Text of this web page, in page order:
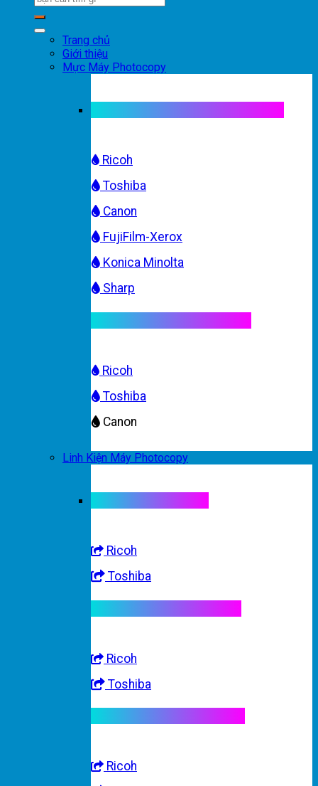
Trang chủ
Giới thiệu
Mực Máy Photocopy
Ricoh
Toshiba
Canon
FujiFilm-Xerox
Konica Minolta
Sharp
Ricoh
Toshiba
Canon
Linh Kiện Máy Photocopy
Ricoh
Toshiba
Ricoh
Toshiba
Ricoh